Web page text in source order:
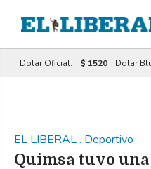
Dolar Oficial: $ 1520 Dolar
EL LIBERAL. Deportivo
Quimsa tuvo